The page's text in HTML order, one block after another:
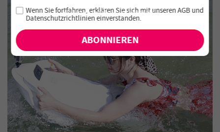
Melde dich für unseren Newsletter an und verpasse keine
exklusiven Angebote und Neuheiten!
Wenn Sie fortfahren, erklären Sie sich mit unserenAGBund
Datenschutzrichtlinien einverstanden.